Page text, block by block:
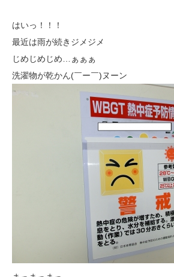
はいっ！！！
最近は雨が続きジメジメ
じめじめじめ…ぁぁぁ
洗濯物が乾かん(￣ー￣)ヌーン